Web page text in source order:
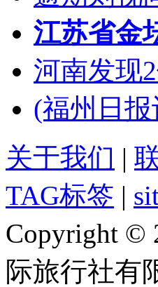
江苏省金
河南发现
(福州日
关于我们 |
TAG标签 |
Copyright ©
际旅行社有